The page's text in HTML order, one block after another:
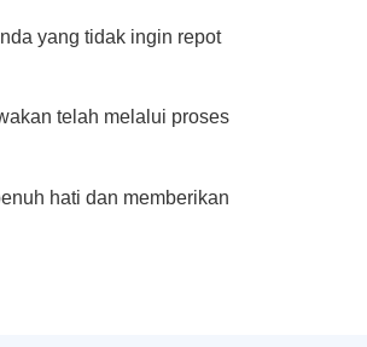
yang tidak ingin repot
telah melalui proses
hati dan memberikan